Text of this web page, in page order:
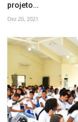
projeto...
Dez 20, 2021